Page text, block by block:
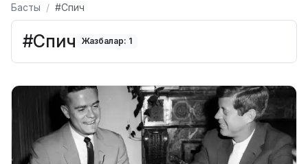
Басты #Спич
#Спич Жазбалар: 1